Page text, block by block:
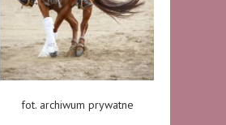
fot. archiwum prywatne